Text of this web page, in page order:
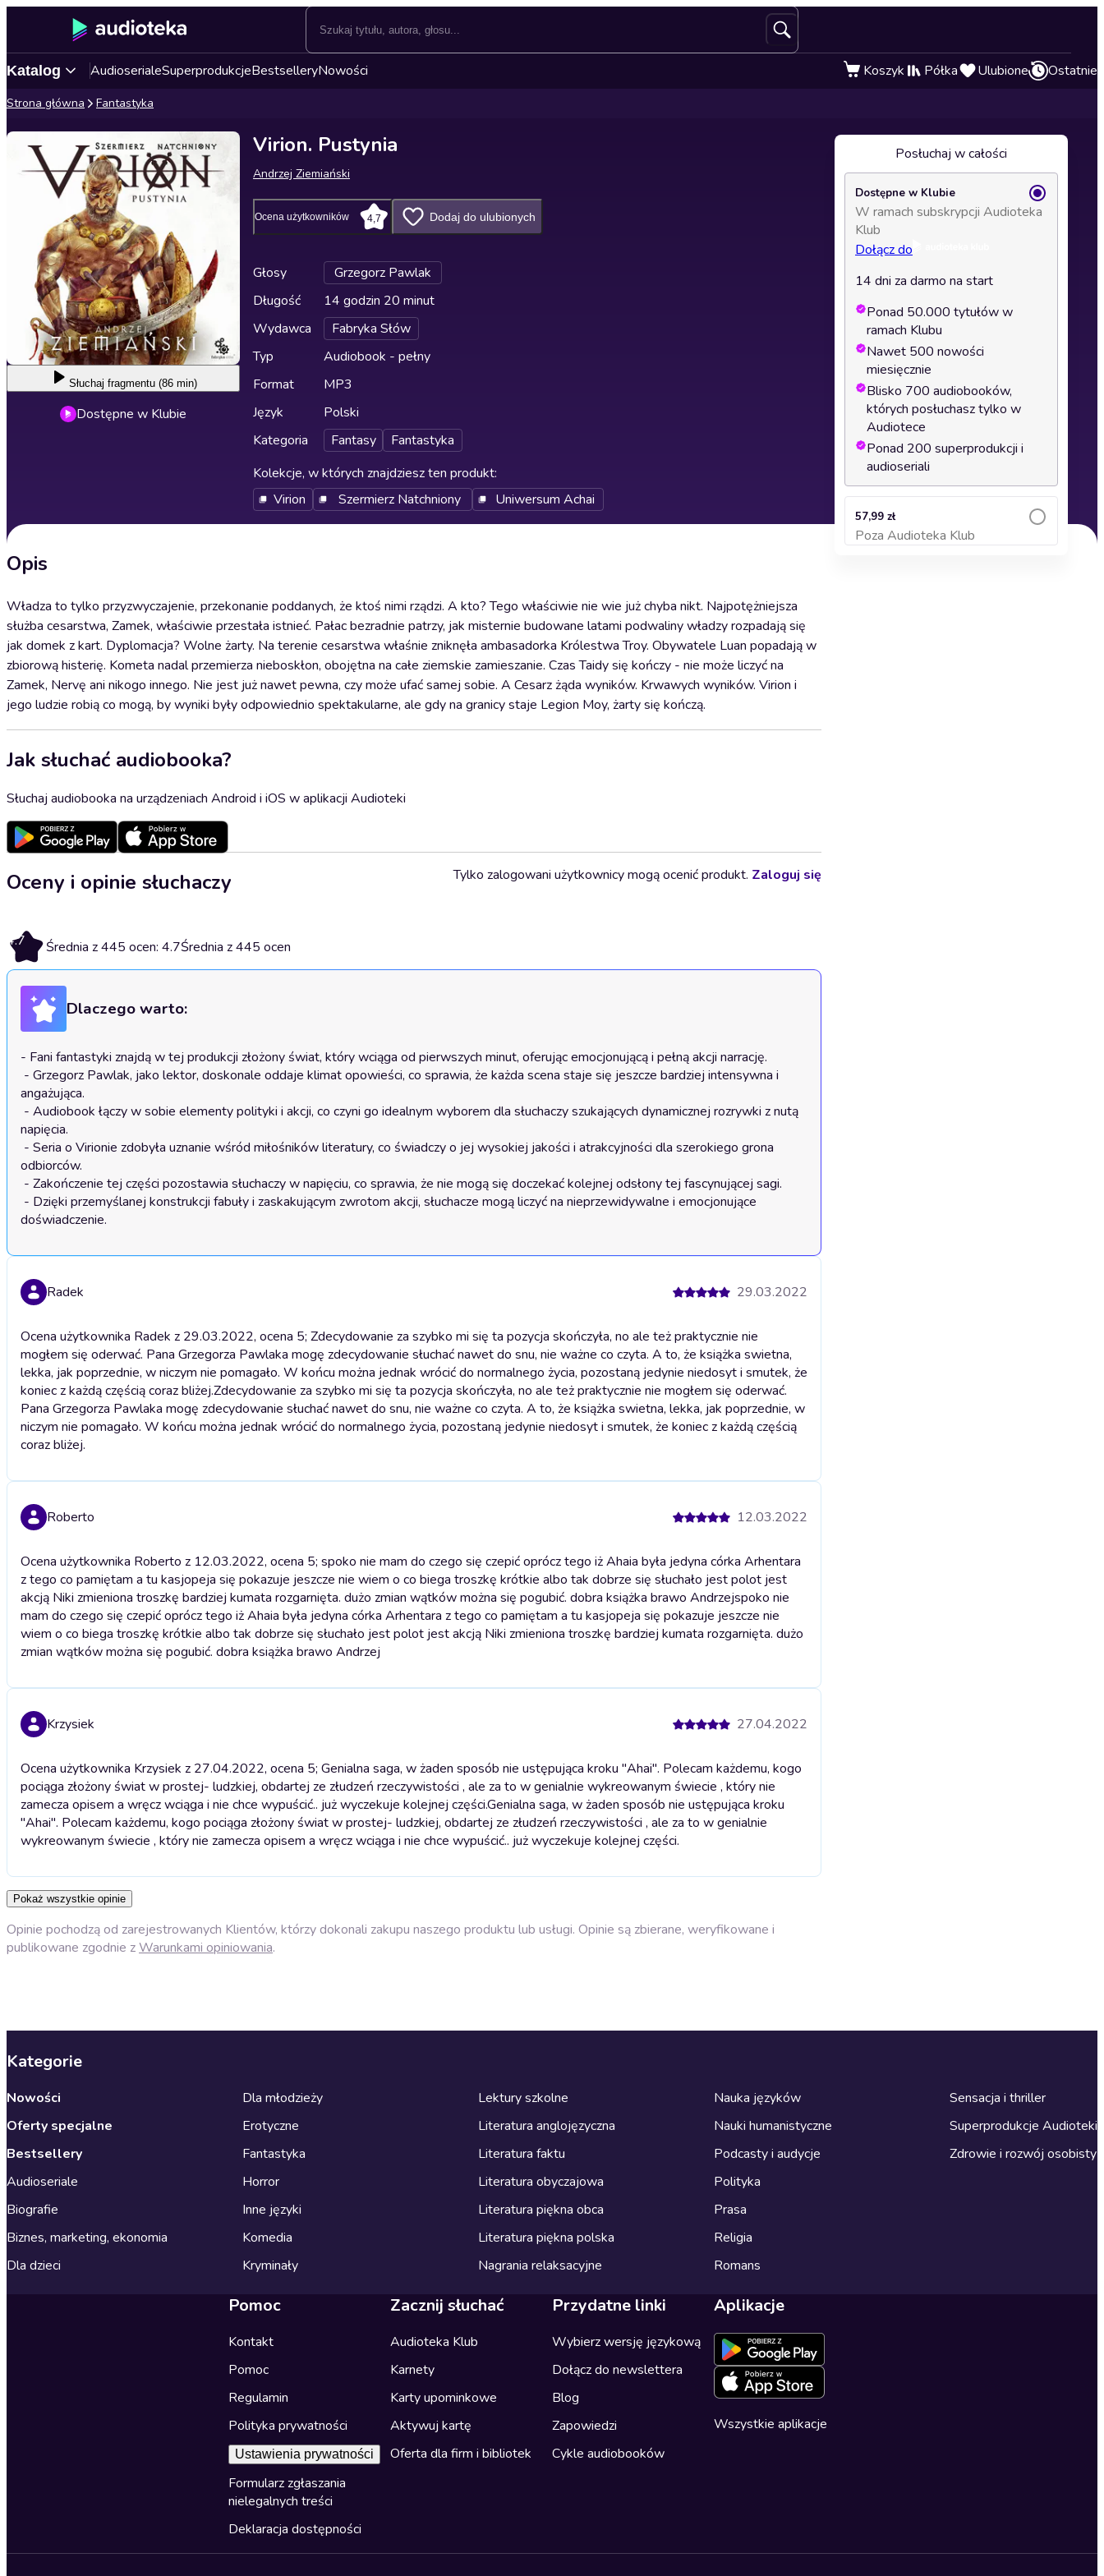
Katalog AudioserialeSuperprodukcjeBestselleryNowości Koszyk Półka Ulubione Ostatnie
Strona główna Fantastyka
Słuchaj fragmentu (86 min)
Dostępne w Klubie
Virion. Pustynia
Andrzej Ziemiański
Ocena użytkowników 4,7 Dodaj do ulubionych
Głosy
Grzegorz Pawlak
Długość
14 godzin 20 minut
Wydawca
Fabryka Słów
Typ
Audiobook - pełny
Format
MP3
Język
Polski
Kategoria
Fantasy
Fantastyka
Kolekcje, w których znajdziesz ten produkt:
Virion
Szermierz Natchniony Uniwersum Achai
Opis
Władza to tylko przyzwyczajenie, przekonanie poddanych, że ktoś nimi rządzi. A kto? Tego właściwie nie wie już chyba nikt. Najpotężniejsza
służba cesarstwa, Zamek, właściwie przestała istnieć. Pałac bezradnie patrzy, jak misternie budowane latami podwaliny władzy rozpadają się
jak domek z kart. Dyplomacja? Wolne żarty. Na terenie cesarstwa właśnie zniknęła ambasadorka Królestwa Troy. Obywatele Luan popadają w
zbiorową histerię. Kometa nadal przemierza nieboskłon, obojętna na całe ziemskie zamieszanie. Czas Taidy się kończy - nie może liczyć na
Zamek, Nervę ani nikogo innego. Nie jest już nawet pewna, czy może ufać samej sobie. A Cesarz żąda wyników. Krwawych wyników. Virion i
jego ludzie robią co mogą, by wyniki były odpowiednio spektakularne, ale gdy na granicy staje Legion Moy, żarty się kończą.
Jak słuchać audiobooka?
Słuchaj audiobooka na urządzeniach Android i iOS w aplikacji Audioteki
Oceny i opinie słuchaczy
4.7 Średnia z 445 ocen: 4.7Średnia z 445 ocen
Tylko zalogowani użytkownicy mogą ocenić produkt. Zaloguj się
Dlaczego warto:
- Fani fantastyki znajdą w tej produkcji złożony świat, który wciąga od pierwszych minut, oferując emocjonującą i pełną akcji narrację.
angażująca.
napięcia.
odbiorców.
doświadczenie.
Radek 29.03.2022
Ocena użytkownika Radek z 29.03.2022, ocena 5; Zdecydowanie za szybko mi się ta pozycja skończyła, no ale też praktycznie nie
mogłem się oderwać. Pana Grzegorza Pawlaka mogę zdecydowanie słuchać nawet do snu, nie ważne co czyta. A to, że książka swietna,
lekka, jak poprzednie, w niczym nie pomagało. W końcu można jednak wrócić do normalnego życia, pozostaną jedynie niedosyt i smutek, że
koniec z każdą częścią coraz bliżej.Zdecydowanie za szybko mi się ta pozycja skończyła, no ale też praktycznie nie mogłem się oderwać.
Pana Grzegorza Pawlaka mogę zdecydowanie słuchać nawet do snu, nie ważne co czyta. A to, że książka swietna, lekka, jak poprzednie, w
niczym nie pomagało. W końcu można jednak wrócić do normalnego życia, pozostaną jedynie niedosyt i smutek, że koniec z każdą częścią
coraz bliżej.
Roberto 12.03.2022
Ocena użytkownika Roberto z 12.03.2022, ocena 5; spoko nie mam do czego się czepić oprócz tego iż Ahaia była jedyna córka Arhentara
z tego co pamiętam a tu kasjopeja się pokazuje jeszcze nie wiem o co biega troszkę krótkie albo tak dobrze się słuchało jest polot jest
akcją Niki zmieniona troszkę bardziej kumata rozgarnięta. dużo zmian wątków można się pogubić. dobra książka brawo Andrzejspoko nie
mam do czego się czepić oprócz tego iż Ahaia była jedyna córka Arhentara z tego co pamiętam a tu kasjopeja się pokazuje jeszcze nie
wiem o co biega troszkę krótkie albo tak dobrze się słuchało jest polot jest akcją Niki zmieniona troszkę bardziej kumata rozgarnięta. dużo
zmian wątków można się pogubić. dobra książka brawo Andrzej
Krzysiek 27.04.2022
Ocena użytkownika Krzysiek z 27.04.2022, ocena 5; Genialna saga, w żaden sposób nie ustępująca kroku "Ahai". Polecam każdemu, kogo
pociąga złożony świat w prostej- ludzkiej, obdartej ze złudzeń rzeczywistości , ale za to w genialnie wykreowanym świecie , który nie
zamecza opisem a wręcz wciąga i nie chce wypuścić.. już wyczekuje kolejnej części.Genialna saga, w żaden sposób nie ustępująca kroku
"Ahai". Polecam każdemu, kogo pociąga złożony świat w prostej- ludzkiej, obdartej ze złudzeń rzeczywistości , ale za to w genialnie
wykreowanym świecie , który nie zamecza opisem a wręcz wciąga i nie chce wypuścić.. już wyczekuje kolejnej części.
Pokaż wszystkie opinie
Opinie pochodzą od zarejestrowanych Klientów, którzy dokonali zakupu naszego produktu lub usługi. Opinie są zbierane, weryfikowane i
publikowane zgodnie zWarunkami opiniowania.
Posłuchaj w całości
Dostępne w Klubie
W ramach subskrypcji Audioteka
Klub
Dołącz do
14 dni za darmo na start
Ponad 50.000 tytułów w
ramach Klubu
Nawet 500 nowości
miesięcznie
Blisko 700 audiobooków,
których posłuchasz tylko w
Audiotece
Ponad 200 superprodukcji i
audioseriali
57,99 zł
Poza Audioteka Klub
Dodaj do koszyka
Kategorie
Nowości
Oferty specjalne
Bestsellery
Audioseriale
Biografie
Biznes, marketing, ekonomia
Dla dzieci
Dla młodzieży
Erotyczne
Fantastyka
Horror
Inne języki
Komedia
Kryminały
Lektury szkolne
Literatura anglojęzyczna
Literatura faktu
Literatura obyczajowa
Literatura piękna obca
Literatura piękna polska
Nagrania relaksacyjne
Nauka języków
Nauki humanistyczne
Podcasty i audycje
Polityka
Prasa
Religia
Romans
Sensacja i thriller
Superprodukcje Audioteki
Zdrowie i rozwój osobisty
Pomoc
Kontakt
Pomoc
Regulamin
Polityka prywatności
Ustawienia prywatności
Formularz zgłaszania
nielegalnych treści
Deklaracja dostępności
Zacznij słuchać
Audioteka Klub
Karnety
Karty upominkowe
Aktywuj kartę
Oferta dla firm i bibliotek
Przydatne linki
Wybierz wersję językową
Dołącz do newslettera
Blog
Zapowiedzi
Cykle audiobooków
Aplikacje
Wszystkie aplikacje